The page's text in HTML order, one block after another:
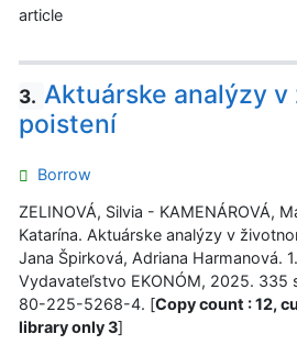
article
3. Aktuárske analýzy
poistení
Borrow
ZELINOVÁ, Silvia - KAMENÁROVÁ,
Katarína. Aktuárske analýzy v
Jana Špirková, Adriana Harmanová.
Vydavateľstvo EKONÓM, 2025. 335
80-225-5268-4. [Copy count : 12,
library only 3]